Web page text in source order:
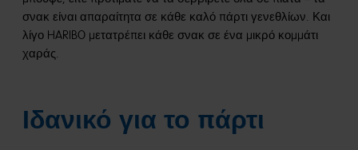
σνακ είναι απαραίτητα σε κάθε καλό πάρτι γενεθλίων. Και
λίγο HARIBO μετατρέπει κάθε σνακ σε ένα μικρό κομμάτι
χαράς.
Ιδανικό για το πάρτι